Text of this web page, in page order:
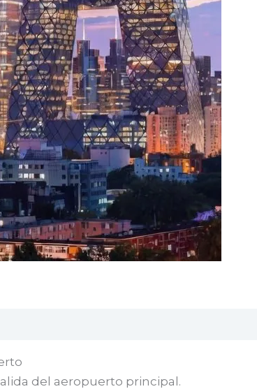
del aeropuerto principal.